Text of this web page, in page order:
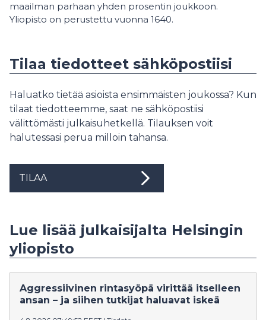
maailman parhaan yhden prosentin joukkoon.
Yliopisto on perustettu vuonna 1640.
Tilaa tiedotteet sähköpostiisi
Haluatko tietää asioista ensimmäisten joukossa? Kun
tilaat tiedotteemme, saat ne sähköpostiisi
välittömästi julkaisuhetkellä. Tilauksen voit
halutessasi perua milloin tahansa.
TILAA
Lue lisää julkaisijalta Helsingin
yliopisto
Aggressiivinen rintasyöpä virittää itselleen
ansan – ja siihen tutkijat haluavat iskeä